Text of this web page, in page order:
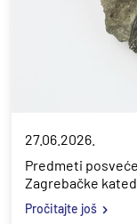
27.06.2026.
Predmeti
Zagrebačke
Pročitajte još